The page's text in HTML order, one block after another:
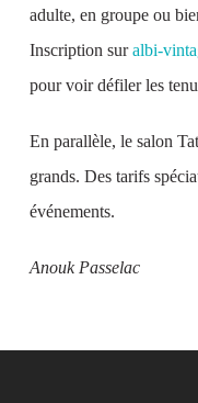
adulte, en groupe ou
Inscription suralbi-
pour voir défiler les
En parallèle, le salon
grands. Des tarifs
événements.
Anouk Passelac